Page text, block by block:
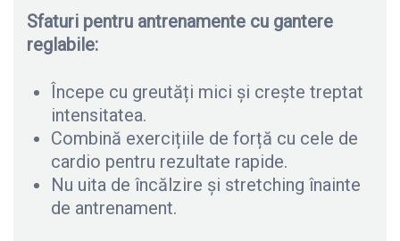
Sfaturi pentru antrenamente cu gantere
reglabile:
Începe cu greutăți mici și crește treptat
intensitatea.
Combină exercițiile de forță cu cele de
cardio pentru rezultate rapide.
Nu uita de încălzire și stretching înainte
de antrenament.